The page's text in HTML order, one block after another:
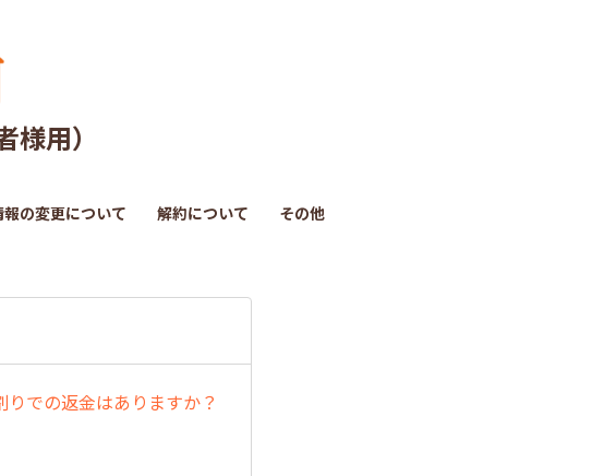
用）
の変更について 解約について その他
での返金はありますか？